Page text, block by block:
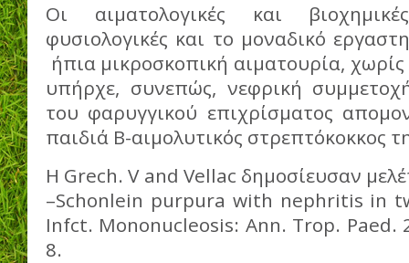
Οι αιματολογικές και
φυσιολογικές και το μοναδικό
ήπια μικροσκοπική αιματουρία,
υπήρχε, συνεπώς, νεφρική
του φαρυγγικού επιχρίσματος
παιδιά Β-αιμολυτικός στρεπτόκοκκος
Η Grech. V and Vellac δημοσίευσαν
–Schonlein purpura with nephritis in
Infct. Mononucleosis: Ann. Trop. Paed.
8.